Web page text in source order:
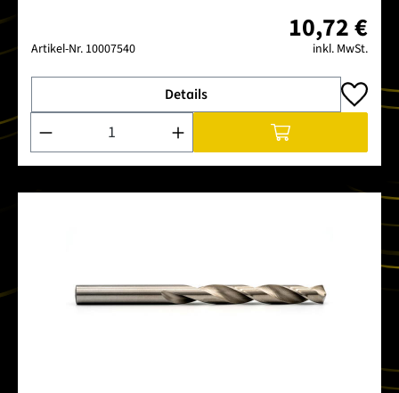
Artikel-Nr. 10007540
10,72 €
inkl. MwSt.
Details
Produkt Anzahl: Gib den gewünschten Wert ein oder